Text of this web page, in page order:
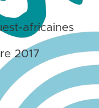
africaines
2017